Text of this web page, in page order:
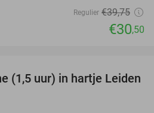
Regulier €39,75
€30,50
34%
(1,5 uur) in hartje Leiden